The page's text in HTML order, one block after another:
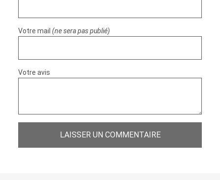
Votre mail(ne sera pas publié)
Votre avis
LAISSER UN COMMENTAIRE